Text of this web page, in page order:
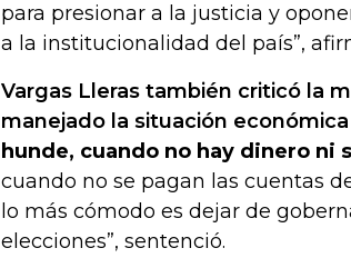
para presionar a la justicia y
a la institucionalidad del país”,
Vargas Lleras también criticó la
manejado la situación
hunde, cuando no hay dinero ni
cuando no se pagan las cuentas
lo más cómodo es dejar de
elecciones”, sentenció.